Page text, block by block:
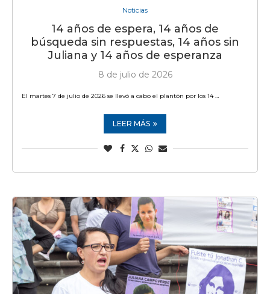
Noticias
14 años de espera, 14 años de
búsqueda sin respuestas, 14 años sin
Juliana y 14 años de esperanza
8 de julio de 2026
El martes 7 de julio de 2026 se llevó a cabo el plantón por los 14 …
LEER MÁS